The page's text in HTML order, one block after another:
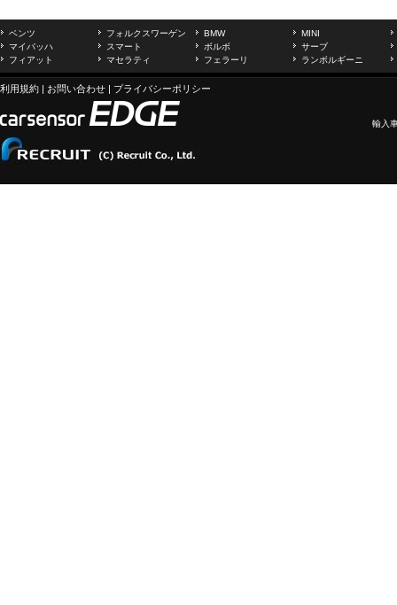
ベンツ フォルクスワーゲン BMW
MINI
マイバッハ
スマート ボルボ
サーブ
フィアット
マセラティ フェラーリ ランボルギーニ
利用規約 | お問い合わせ | プライバシーポリシー
輸入